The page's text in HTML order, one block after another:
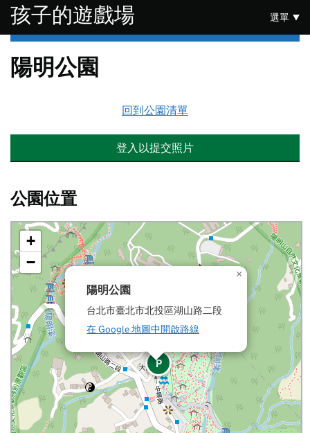
跳至主要內容
孩子的遊戲場 選單
陽明公園
回到公園清單
登入以提交照片
公園位置
P
陽明公園
台北市臺北市北投區湖山路二段
在 Google 地圖中開啟路線
×
+
−